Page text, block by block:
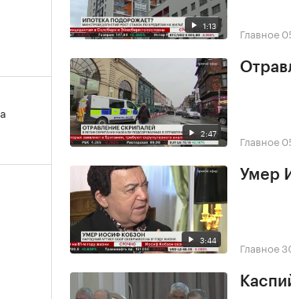
1:13 Главное
2:47 Главное
3:44
Умер
Главное